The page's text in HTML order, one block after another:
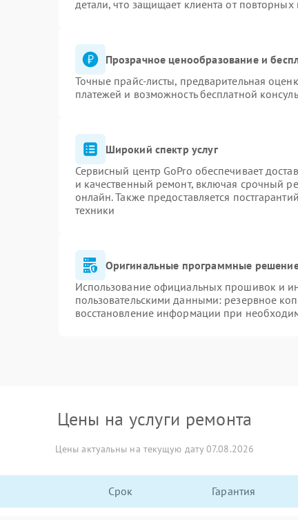
детали, что защищает клиента от повторных
Прозрачное ценообразование и
Точные прайс-листы, предварительная
платежей и возможность бесплатной
Широкий спектр услуг
Сервисный центр GoPro обеспечивает
и качественный ремонт, включая срочный
онлайн. Также предоставляется
техники
Оригинальные программные
Использование официальных прошивок и
пользовательскими данными: резервное
восстановление информации при
Цены на услуги ремонта
Цены актуальны на текущую дату 07.08.2026
Срок Гарантия